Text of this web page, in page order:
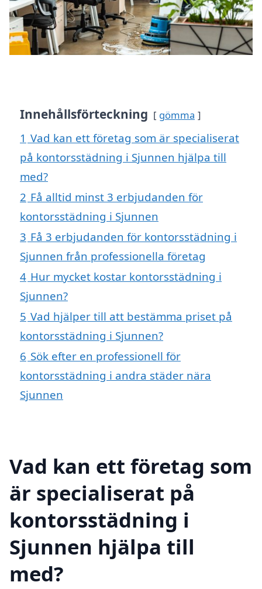
Innehållsförteckning gömma
1 Vad kan ett företag som är specialiserat
på kontorsstädning i Sjunnen hjälpa till
med?
2 Få alltid minst 3 erbjudanden för
kontorsstädning i Sjunnen
3 Få 3 erbjudanden för kontorsstädning i
Sjunnen från professionella företag
4 Hur mycket kostar kontorsstädning i
Sjunnen?
5 Vad hjälper till att bestämma priset på
kontorsstädning i Sjunnen?
6 Sök efter en professionell för
kontorsstädning i andra städer nära
Sjunnen
Vad kan ett företag som
är specialiserat på
kontorsstädning i
Sjunnen hjälpa till
med?